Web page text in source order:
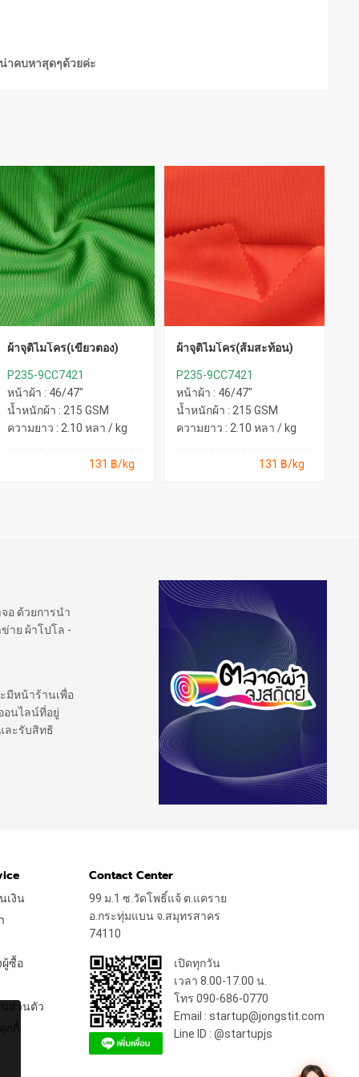
าคบหาสุดๆด้วยค่ะ
ผ้าจุติไมโคร(เขียวตอง)
P235-9CC7421
หน้าผ้า : 46/47"
น้ำหนักผ้า : 215 GSM
ความยาว : 2.10 หลา / kg
131 ฿/kg
ผ้าจุติไมโคร(ส้มสะท้อน)
P235-9CC7421
หน้าผ้า : 46/47"
น้ำหนักผ้า : 215 GSM
ความยาว : 2.10 หลา / kg
131 ฿/kg
อ ด้วยการนำ
าย ผ้าโปโล -
มีหน้าร้านเพื่อ
อนไลน์ที่อยู่
ละรับสิทธิ
เงิน
ผู้ซื้อ
นส่วนตัว
กี้
Contact Center
99 ม.1 ซ.วัดโพธิ์แจ้ ต.แคราย
อ.กระทุ่มแบน จ.สมุทรสาคร
74110
เปิดทุกวัน
เวลา 8.00-17.00 น.
โทร 090-686-0770
Email : startup@jongstit.com
Line ID : @startupjs